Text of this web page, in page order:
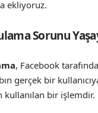
ekliyoruz.
Sorunu
, Facebook
gerçek bir
bir işlemdir.